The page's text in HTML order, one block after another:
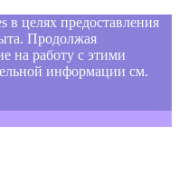
в целях предоставления
Продолжая
на работу с этими
информации см.